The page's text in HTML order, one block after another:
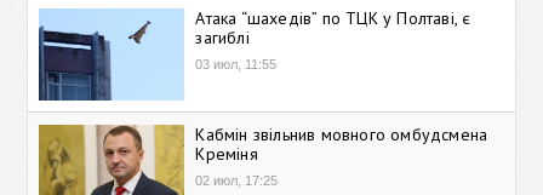
Атака “шахедів” по ТЦК у Полтаві, є
загиблі
03 июл, 11:55
Кабмін звільнив мовного омбудсмена
Креміня
02 июл, 17:25